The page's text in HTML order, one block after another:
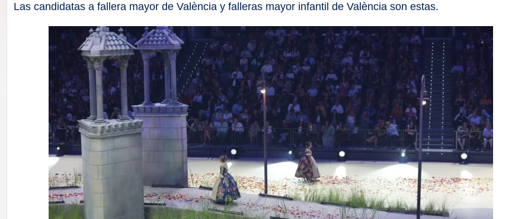
Las candidatas a fallera mayor de València y falleras mayor infantil de València son estas.